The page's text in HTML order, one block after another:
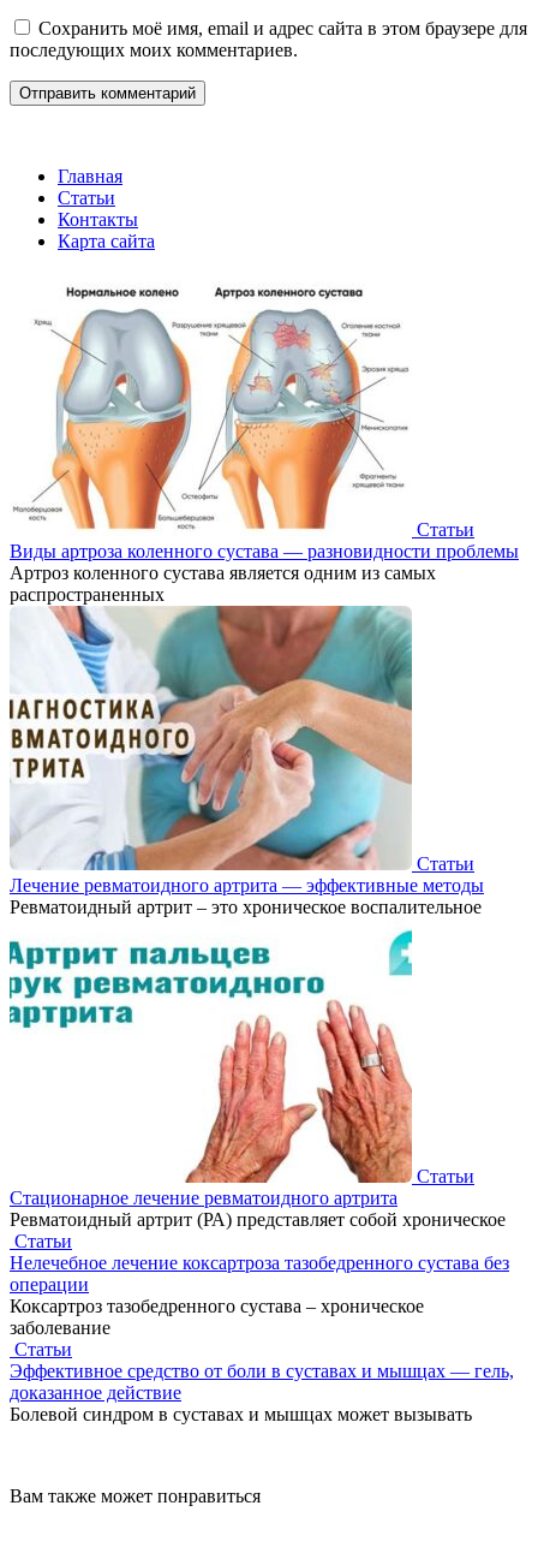
Сохранить моё имя, email и адрес сайта в этом браузере для
последующих моих комментариев.
Главная
Статьи
Контакты
Карта сайта
Статьи
Виды артроза коленного сустава — разновидности проблемы
Артроз коленного сустава является одним из самых
распространенных
Статьи
Лечение ревматоидного артрита — эффективные методы
Ревматоидный артрит – это хроническое воспалительное
Статьи
Стационарное лечение ревматоидного артрита
Ревматоидный артрит (РА) представляет собой хроническое
Статьи
Нелечебное лечение коксартроза тазобедренного сустава без
операции
Коксартроз тазобедренного сустава – хроническое
заболевание
Статьи
Эффективное средство от боли в суставах и мышцах — гель,
доказанное действие
Болевой синдром в суставах и мышцах может вызывать
Вам также может понравиться